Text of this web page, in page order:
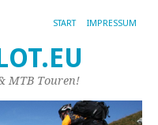
START IMPRESSUM
MTB Touren!